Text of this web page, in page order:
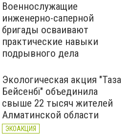
Военнослужащие
инженерно-саперной
бригады осваивают
практические навыки
подрывного дела
Экологическая акция "Таза
Бейсенбі" объединила
свыше 22 тысяч жителей
Алматинской области
ЭКОАКЦИЯ